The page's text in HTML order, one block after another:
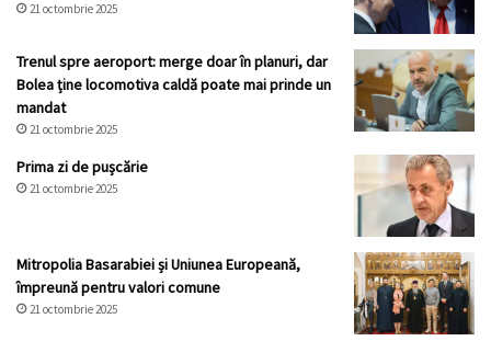
21 octombrie 2025
Trenul spre aeroport: merge doar în planuri, dar
Bolea ține locomotiva caldă poate mai prinde un
mandat
21 octombrie 2025
Prima zi de pușcărie
21 octombrie 2025
Mitropolia Basarabiei și Uniunea Europeană,
împreună pentru valori comune
21 octombrie 2025